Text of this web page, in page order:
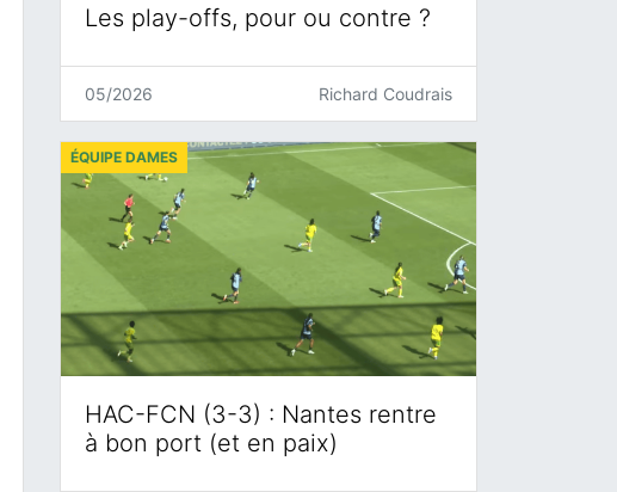
Les play-offs, pour ou contre ?
05/2026 Richard Coudrais
HAC-FCN (3-3) : Nantes rentre
à bon port (et en paix)
ÉQUIPE DAMES